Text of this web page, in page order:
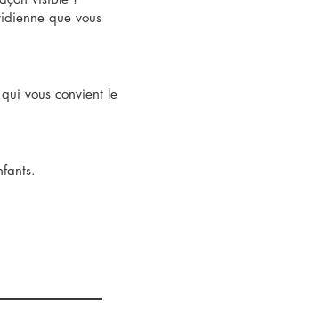
que vous
vous convient le